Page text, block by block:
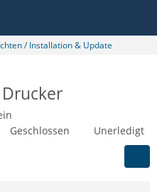
/ Installation & Update
Geschlossen Unerledigt